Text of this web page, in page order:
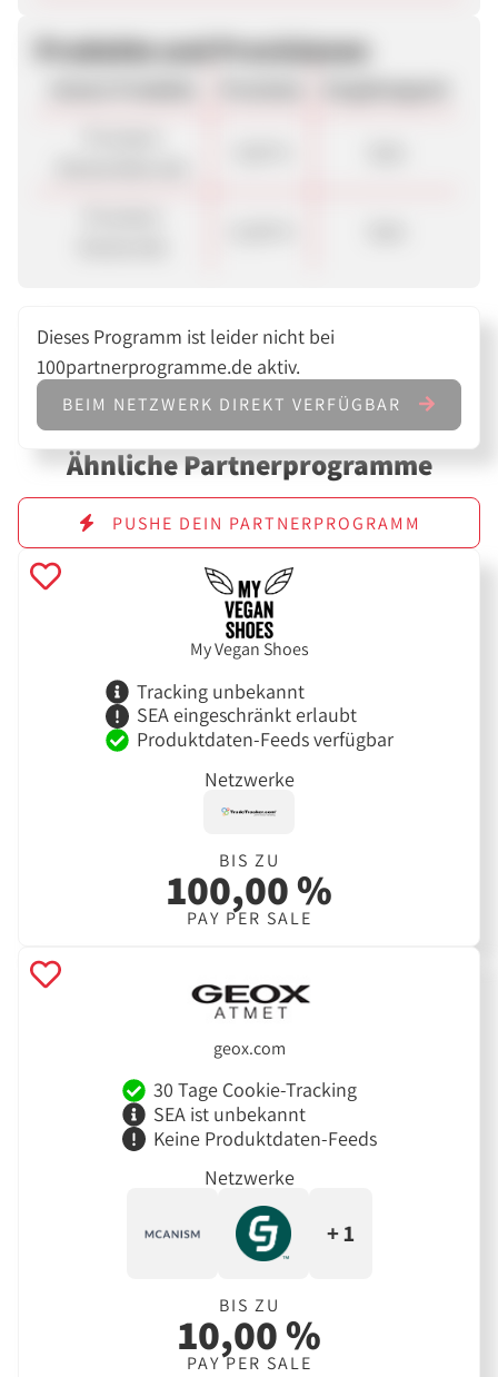
Produkte und Provisionen
Dieses Programm ist leider nicht bei
100partnerprogramme.de aktiv.
BEIM NETZWERK DIREKT VERFÜGBAR
Ähnliche Partnerprogramme
PUSHE DEIN PARTNERPROGRAMM
My Vegan Shoes
Tracking unbekannt
SEA eingeschränkt erlaubt
Produktdaten-Feeds verfügbar
Netzwerke
BIS ZU
100,00 %
PAY PER SALE
geox.com
30 Tage Cookie-Tracking
SEA ist unbekannt
Keine Produktdaten-Feeds
Netzwerke
+ 1
BIS ZU
10,00 %
PAY PER SALE